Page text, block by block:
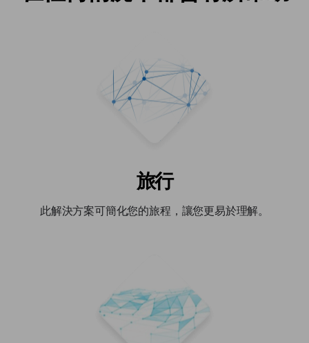
旅行
此解決方案可簡化您的旅程，讓您更易於理解。